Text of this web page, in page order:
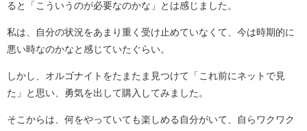
ると「こういうのが必要なのかな」とは感じました。
私は、自分の状況をあまり重く受け止めていなくて、今は時期的に
悪い時なのかなと感じていたぐらい。
しかし、オルゴナイトをたまたま見つけて「これ前にネットで見
た」と思い、勇気を出して購入してみました。
そこからは、何をやっていても楽しめる自分がいて、自らワクワク